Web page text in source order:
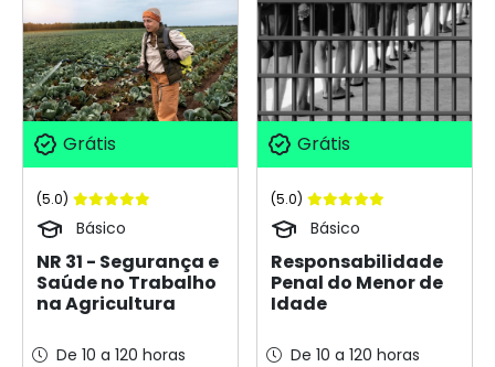
Grátis
(5.0)
Básico
NR 31 - Segurança e
Saúde no Trabalho
na Agricultura
De 10 a 120 horas
Grátis
(5.0)
Básico
Responsabilidade
Penal do Menor de
Idade
De 10 a 120 horas